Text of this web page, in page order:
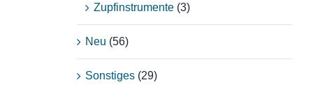
Zupfinstrumente (3)
Neu (56)
Sonstiges (29)